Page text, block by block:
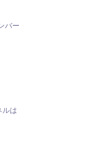
バー
は